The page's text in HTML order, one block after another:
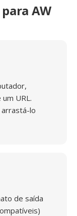
AW
URL.
lo
de saída